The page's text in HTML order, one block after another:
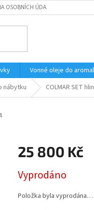
OSOBNÍCH ÚDAJŮ
Vonné oleje do
nábytku COLMAR SET
25 800 Kč
cena:
Vyprodáno
Položka byla vyprodána…